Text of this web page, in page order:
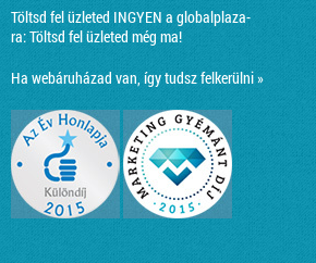
Töltsd fel üzleted INGYEN a globalplaza-
ra:Töltsd fel üzleted még ma!
Ha webáruházad van, így tudsz felkerülni »